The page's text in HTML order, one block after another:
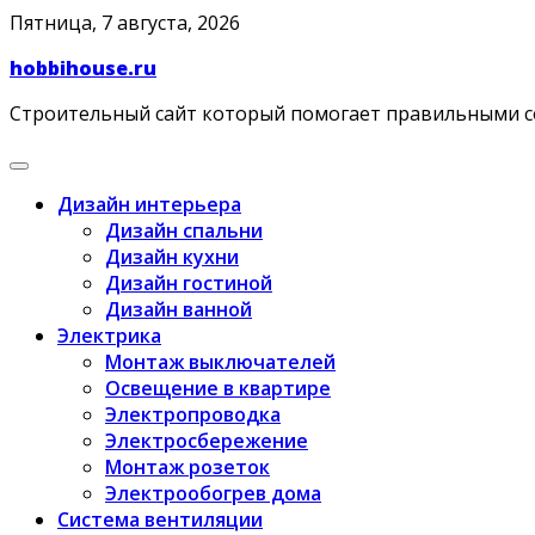
Skip
content
Пятница, 7 августа, 2026
hobbihouse.ru
Строительный сайт который помогает правильными
Дизайн интерьера
Дизайн спальни
Дизайн кухни
Дизайн гостиной
Дизайн ванной
Электрика
Монтаж выключателей
Освещение в квартире
Электропроводка
Электросбережение
Монтаж розеток
Электрообогрев дома
Система вентиляции